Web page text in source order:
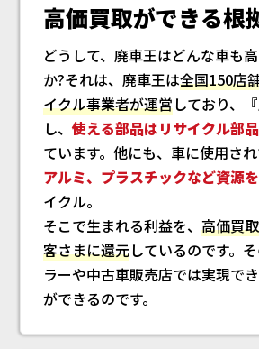
高価買取ができる根
どうして、廃車王はどんな車も
か?それは、廃車王は全国150店
イクル事業者が運営しており、
し、使える部品はリサイクル部
ています。他にも、車に使用さ
アルミ、プラスチックなど資源
イクル。
そこで生まれる利益を、高価買
客さまに還元しているのです。
ラーや中古車販売店では実現で
ができるのです。